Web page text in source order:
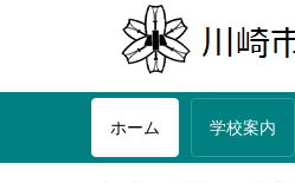
ホーム 学校案内